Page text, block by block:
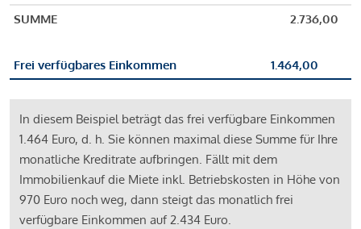
SUMME
2.736,00
Frei verfügbares Einkommen 1.464,00
In diesem Beispiel beträgt das frei verfügbare Einkommen
1.464 Euro, d. h. Sie können maximal diese Summe für Ihre
monatliche Kreditrate aufbringen. Fällt mit dem
Immobilienkauf die Miete inkl. Betriebskosten in Höhe von
970 Euro noch weg, dann steigt das monatlich frei
verfügbare Einkommen auf 2.434 Euro.